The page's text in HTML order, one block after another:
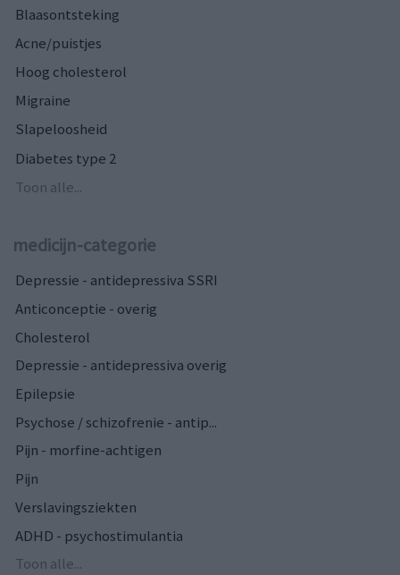
Blaasontsteking
Acne/puistjes
Hoog cholesterol
Migraine
Slapeloosheid
Diabetes type 2
Toon alle...
medicijn-categorie
Depressie - antidepressiva SSRI
Anticonceptie - overig
Cholesterol
Depressie - antidepressiva overig
Epilepsie
Psychose / schizofrenie - antip...
Pijn - morfine-achtigen
Pijn
Verslavingsziekten
ADHD - psychostimulantia
Toon alle...